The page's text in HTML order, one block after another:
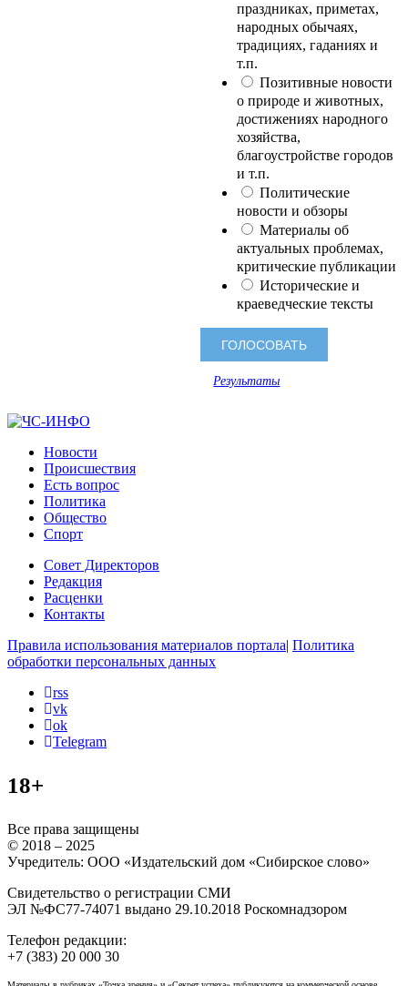
праздниках, приметах,
народных обычаях,
традициях, гаданиях и
т.п.
Позитивные новости
о природе и животных,
достижениях народного
хозяйства,
благоустройстве городов
и т.п.
Политические
новости и обзоры
Материалы об
актуальных проблемах,
критические публикации
Исторические и
краеведческие тексты
Результаты
Новости
Происшествия
Есть вопрос
Политика
Общество
Спорт
Совет Директоров
Редакция
Расценки
Контакты
Правила использования материалов портала| Политика
обработки персональных данных
rss
vk
ok
Telegram
18+
Все права защищены
© 2018 – 2025
Учредитель: ООО «Издательский дом «Сибирское слово»
Свидетельство о регистрации СМИ
ЭЛ №ФС77-74071 выдано 29.10.2018 Роскомнадзором
Телефон редакции:
+7 (383) 20 000 30